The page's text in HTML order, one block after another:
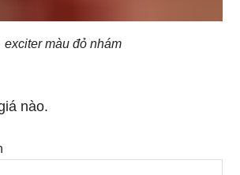
exciter màu đỏ nhám
nào.